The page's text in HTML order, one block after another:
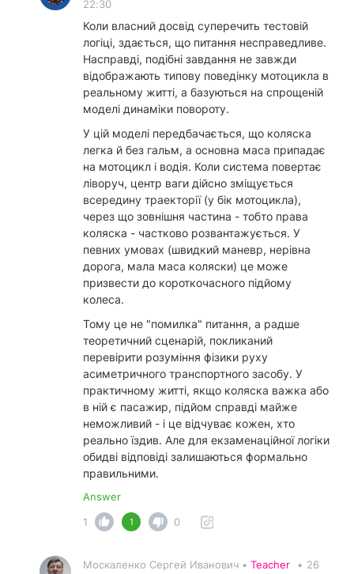
22:30
Коли власний досвід суперечить тестовій
логіці, здається, що питання несправедливе.
Насправді, подібні завдання не завжди
відображають типову поведінку мотоцикла в
реальному житті, а базуються на спрощеній
моделі динаміки повороту.
У цій моделі передбачається, що коляска
легка й без гальм, а основна маса припадає
на мотоцикл і водія. Коли система повертає
ліворуч, центр ваги дійсно зміщується
всередину траекторії (у бік мотоцикла),
через що зовнішня частина - тобто права
коляска - частково розвантажується. У
певних умовах (швидкий маневр, нерівна
дорога, мала маса коляски) це може
призвести до короткочасного підйому
колеса.
Тому це не "помилка" питання, а радше
теоретичний сценарій, покликаний
перевірити розуміння фізики руху
асиметричного транспортного засобу. У
практичному житті, якщо коляска важка або
в ній є пасажир, підйом справді майже
неможливий - і це відчуває кожен, хто
реально їздив. Але для екзаменаційної логіки
обидві відповіді залишаються формально
правильними.
Answer
1
1 0
Москаленко Сергей Иванович • Teacher • 26